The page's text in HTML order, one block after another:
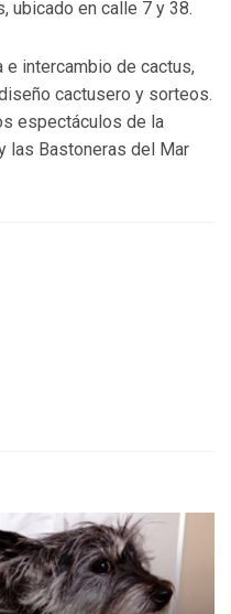
ubicado en calle 7 y 38.
e intercambio de cactus,
cactusero y sorteos.
espectáculos de la
las Bastoneras del Mar